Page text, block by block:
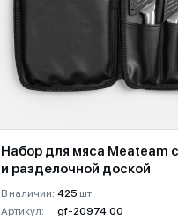
Набор для мяса Meateam
и разделочной доской
В наличии: 425 шт.
Артикул:
gf-20974.00